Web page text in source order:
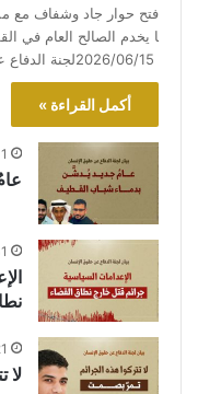
فتح حوار جاد وشفاف مع
ا يخدم الصالح العام في
أكمل القراءة »
1 يناير، 2026
31
21
لا